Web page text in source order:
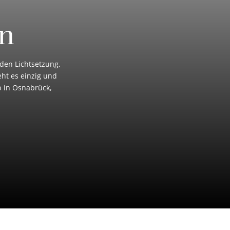
Lichtsetzung,
es einzig und
in Osnabrück,